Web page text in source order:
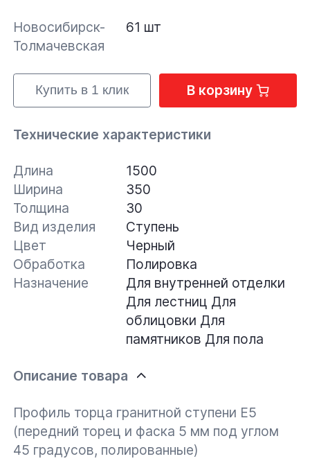
Новосибирск-
Толмачевская
61 шт
Купить в 1 клик В корзину
Технические характеристики
Длина
1500
Ширина
350
Толщина
30
Вид изделия
Ступень
Цвет
Черный
Обработка
Полировка
Назначение
Для внутренней отделки
Для лестниц Для
облицовки Для
памятников Для пола
Описание товара
Профиль торца гранитной ступени Е5
(передний торец и фаска 5 мм под углом
45 градусов, полированные)